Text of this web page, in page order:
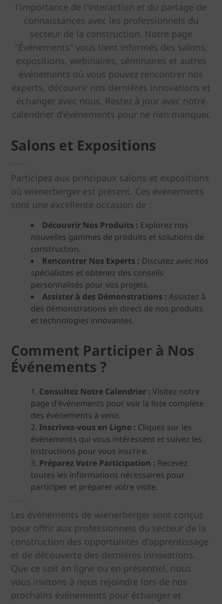
l'importance de l'interaction et du partage de
connaissances avec les professionnels du
secteur de la construction. Notre page
"Événements" vous tient informés des salons,
expositions, webinaires, séminaires et autres
événements où vous pouvez rencontrer nos
experts, découvrir nos dernières innovations et
échanger avec nous. Restez à jour avec notre
calendrier d'événements pour ne rien manquer.
Salons et Expositions
Participez aux principaux salons et expositions
où wienerberger est présent. Ces événements
sont une excellente occasion de :
Découvrir Nos Produits : Explorez nos
nouvelles gammes de produits et solutions de
construction.
Rencontrer Nos Experts : Discutez avec nos
spécialistes et obtenez des conseils
personnalisés pour vos projets.
Assister à des Démonstrations : Assistez à
des démonstrations en direct de nos produits
et technologies innovantes.
Comment Participer à Nos
Événements ?
Consultez Notre Calendrier : Visitez notre
page d'événements pour voir la liste complète
des événements à venir.
Inscrivez-vous en Ligne : Cliquez sur les
événements qui vous intéressent et suivez les
instructions pour vous inscrire.
Préparez Votre Participation : Recevez
toutes les informations nécessaires pour
participer et préparer votre visite.
Les événements de wienerberger sont conçus
pour offrir aux professionnels du secteur de la
construction des opportunités d'apprentissage
et de découverte des dernières innovations.
Que ce soit en ligne ou en présentiel, nous
vous invitons à nous rejoindre lors de nos
prochains événements pour échanger et